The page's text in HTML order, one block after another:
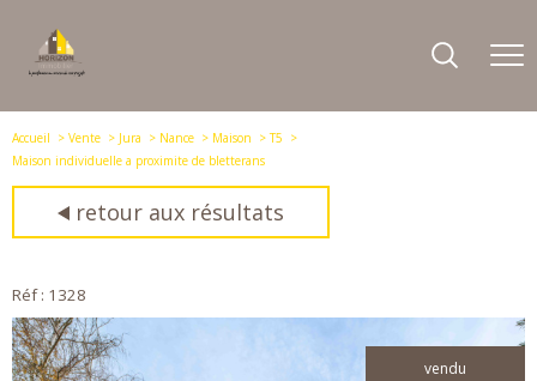
Accueil Vente Jura Nance Maison
T5
Maison individuelle a proximite de bletterans
retour aux résultats
Réf : 1328
vendu